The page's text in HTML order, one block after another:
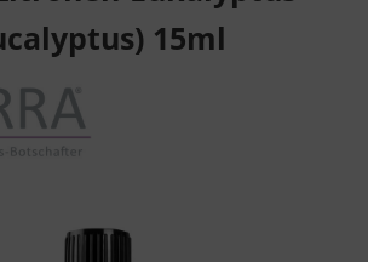
15ml